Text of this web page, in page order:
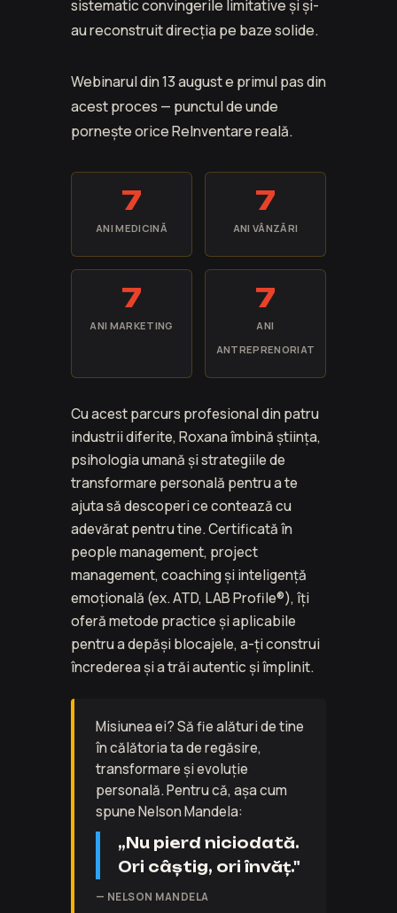
sistematic convingerile limitative și și-
au reconstruit direcția pe baze solide.
Webinarul din 13 august e primul pas din
acest proces — punctul de unde
pornește orice ReInventare reală.
7
ANI MEDICINĂ
7
ANI VÂNZĂRI
7
ANI MARKETING
7
ANI
ANTREPRENORIAT
Cu acest parcurs profesional din patru
industrii diferite, Roxana îmbină știința,
psihologia umană și strategiile de
transformare personală pentru a te
ajuta să descoperi ce contează cu
adevărat pentru tine. Certificată în
people management, project
management, coaching și inteligență
emoțională (ex. ATD, LAB Profile®), îți
oferă metode practice și aplicabile
pentru a depăși blocajele, a-ți construi
încrederea și a trăi autentic și împlinit.
Misiunea ei? Să fie alături de tine
în călătoria ta de regăsire,
transformare și evoluție
personală. Pentru că, așa cum
spune Nelson Mandela:
„Nu pierd niciodată.
Ori câștig, ori învăț."
— NELSON MANDELA